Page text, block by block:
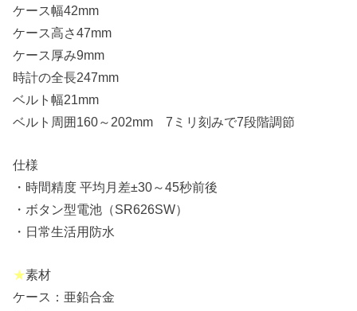
ケース幅42mm
ケース高さ47mm
ケース厚み9mm
時計の全長247mm
ベルト幅21mm
ベルト周囲160～202mm 7ミリ刻みで7段階調節
仕様
・時間精度 平均月差±30～45秒前後
・ボタン型電池（SR626SW）
・日常生活用防水
★素材
ケース：亜鉛合金